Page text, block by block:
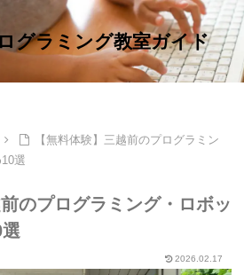
グラミング教室ガイド
【無料体験】三越前のプログラミン
選
のプログラミング・ロボッ
2026.02.17